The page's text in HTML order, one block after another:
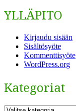
YLLÄPITO
Kirjaudu sisään
Sisältösyöte
Kommenttisyöte
WordPress.org
Kategoriat
Kategoriat